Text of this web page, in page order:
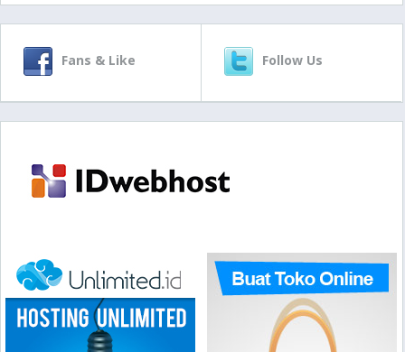
Fans & Like Follow Us